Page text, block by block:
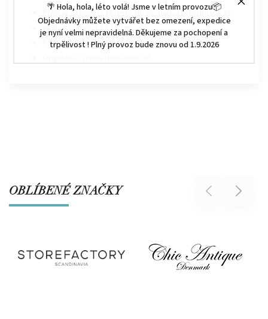
🌴 Hola, hola, léto volá! Jsme v letním provozu📦
Objednávky můžete vytvářet bez omezení, expedice
je nyní velmi nepravidelná. Děkujeme za pochopení a
trpělivost ! Plný provoz bude znovu od 1.9.2026
Přání je otevírací. Můžete do něj napsat vlastní vzkaz.
Velikost přání: 17 x 12 cm
Přání zasíláme společně s kraftovou obálkou.
OBLÍBENÉ ZNAČKY Previous Next